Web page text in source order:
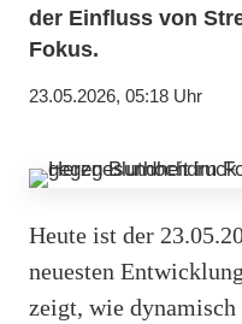
der Einfluss von
Fokus.
23.05.2026, 05:18 Uhr
Heute ist der
neuesten
zeigt, wie